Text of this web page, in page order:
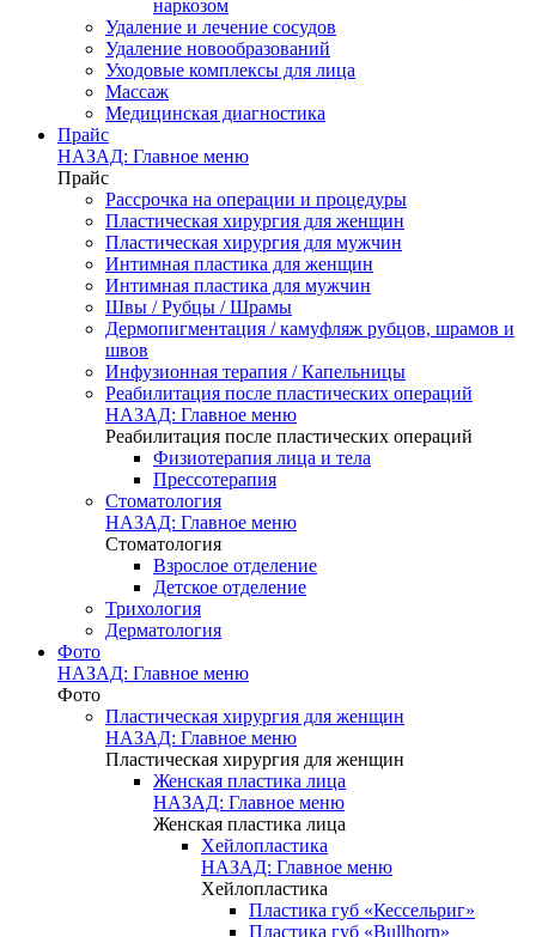
наркозом
Удаление и лечение сосудов
Удаление новообразований
Уходовые комплексы для лица
Массаж
Медицинская диагностика
Прайс
НАЗАД: Главное меню
Прайс
Рассрочка на операции и процедуры
Пластическая хирургия для женщин
Пластическая хирургия для мужчин
Интимная пластика для женщин
Интимная пластика для мужчин
Швы / Рубцы / Шрамы
Дермопигментация / камуфляж рубцов, шрамов и
швов
Инфузионная терапия / Капельницы
Реабилитация после пластических операций
НАЗАД: Главное меню
Реабилитация после пластических операций
Физиотерапия лица и тела
Прессотерапия
Стоматология
НАЗАД: Главное меню
Стоматология
Взрослое отделение
Детское отделение
Трихология
Дерматология
Фото
НАЗАД: Главное меню
Фото
Пластическая хирургия для женщин
НАЗАД: Главное меню
Пластическая хирургия для женщин
Женская пластика лица
НАЗАД: Главное меню
Женская пластика лица
Хейлопластика
НАЗАД: Главное меню
Хейлопластика
Пластика губ «Кессельриг»
Пластика губ «Bullhorn»